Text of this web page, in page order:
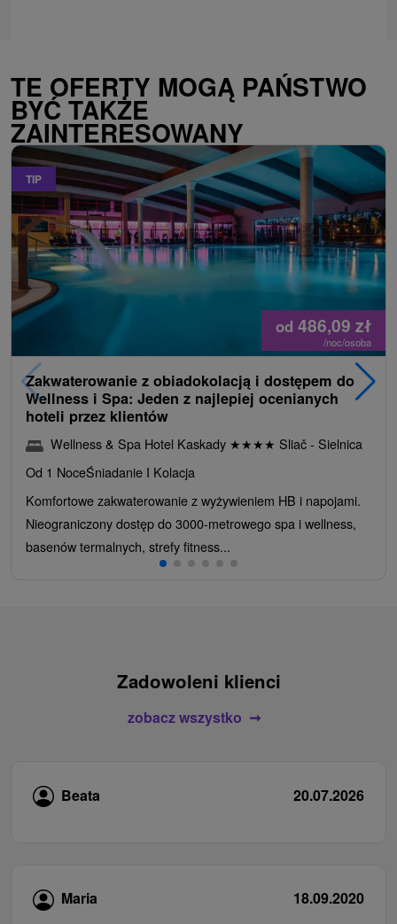
TE OFERTY MOGĄ PAŃSTWO
BYĆ TAKŻE
ZAINTERESOWANY
TIP
od 486,09 zł
/noc/osoba
Zakwaterowanie z obiadokolacją i dostępem do
Wellness i Spa: Jeden z najlepiej ocenianych
hoteli przez klientów
Wellness & Spa Hotel Kaskady ★★★★ Sliač - Sielnica
Od 1 NoceŚniadanie I Kolacja
Komfortowe zakwaterowanie z wyżywieniem HB i napojami.
Nieograniczony dostęp do 3000-metrowego spa i wellness,
basenów termalnych, strefy fitness...
Zadowoleni klienci
zobacz wszystko
Beata 20.07.2026
Maria
18.09.2020